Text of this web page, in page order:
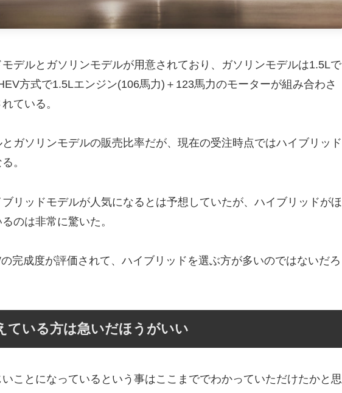
デルとガソリンモデルが用意されており、ガソリンモデルは1.5Lで
方式で1.5Lエンジン(106馬力)＋123馬力のモーターが組み合わさ
ている。
ガソリンモデルの販売比率だが、現在の受注時点ではハイブリッド
。
リッドモデルが人気になるとは予想していたが、ハイブリッドがほ
のは非常に驚いた。
完成度が評価されて、ハイブリッドを選ぶ方が多いのではないだろ
ている方は急いだほうがいい
ことになっているという事はここまででわかっていただけたかと思